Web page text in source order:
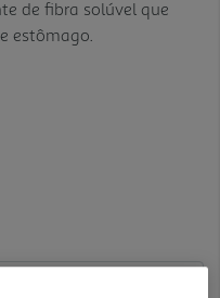
de fibra solúvel que
estômago.